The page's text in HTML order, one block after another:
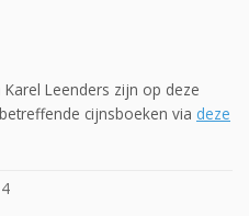
Leenders zijn op deze
cijnsboeken via deze